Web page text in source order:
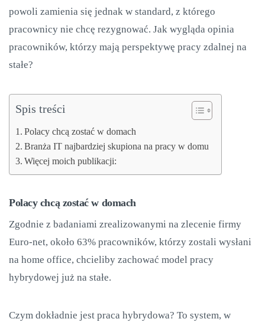
powoli zamienia się jednak w standard, z którego
pracownicy nie chcę rezygnować. Jak wygląda opinia
pracowników, którzy mają perspektywę pracy zdalnej na
stałe?
Spis treści
Polacy chcą zostać w domach
Branża IT najbardziej skupiona na pracy w domu
Więcej moich publikacji:
Polacy chcą zostać w domach
Zgodnie z badaniami zrealizowanymi na zlecenie firmy
Euro-net, około 63% pracowników, którzy zostali wysłani
na home office, chcieliby zachować model pracy
hybrydowej już na stałe.
Czym dokładnie jest praca hybrydowa? To system, w